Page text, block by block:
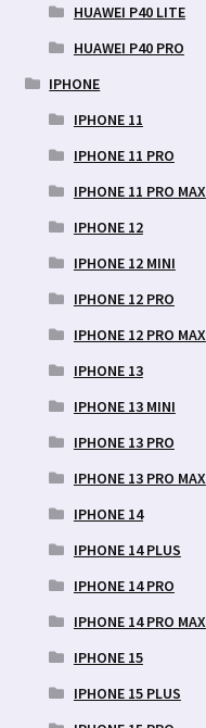
HUAWEI P40 LITE
HUAWEI P40 PRO
IPHONE
IPHONE 11
IPHONE 11 PRO
IPHONE 11 PRO MAX
IPHONE 12
IPHONE 12 MINI
IPHONE 12 PRO
IPHONE 12 PRO MAX
IPHONE 13
IPHONE 13 MINI
IPHONE 13 PRO
IPHONE 13 PRO MAX
IPHONE 14
IPHONE 14 PLUS
IPHONE 14 PRO
IPHONE 14 PRO MAX
IPHONE 15
IPHONE 15 PLUS